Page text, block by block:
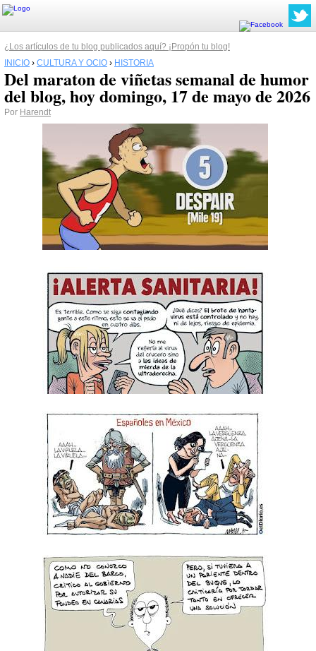
¿Los artículos de tu blog publicados aquí? ¡Propón tu blog!
INICIO › CULTURA Y OCIO › HISTORIA
Del maraton de viñetas semanal de humor
del blog, hoy domingo, 17 de mayo de 2026
Por Harendt